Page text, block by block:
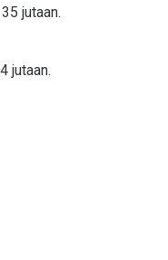
jutaan.
jutaan.